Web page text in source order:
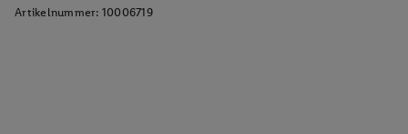
Artikelnummer: 10006719